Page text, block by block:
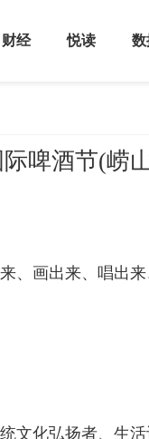
财经 悦读 数
啤酒节(崂
、画出来、唱出
文化弘扬者、生活